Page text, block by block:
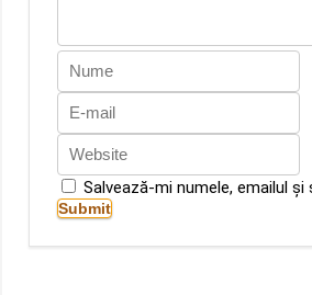
Salvează-mi numele, emailul